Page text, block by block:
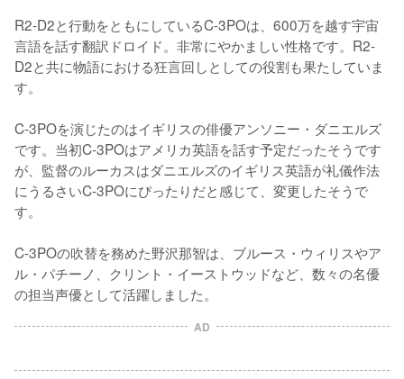
R2-D2と行動をともにしているC-3POは、600万を越す宇宙
言語を話す翻訳ドロイド。非常にやかましい性格です。R2-
D2と共に物語における狂言回しとしての役割も果たしていま
す。
C-3POを演じたのはイギリスの俳優アンソニー・ダニエルズ
です。当初C-3POはアメリカ英語を話す予定だったそうです
が、監督のルーカスはダニエルズのイギリス英語が礼儀作法
にうるさいC-3POにぴったりだと感じて、変更したそうで
す。
C-3POの吹替を務めた野沢那智は、ブルース・ウィリスやア
ル・パチーノ、クリント・イーストウッドなど、数々の名優
の担当声優として活躍しました。
AD